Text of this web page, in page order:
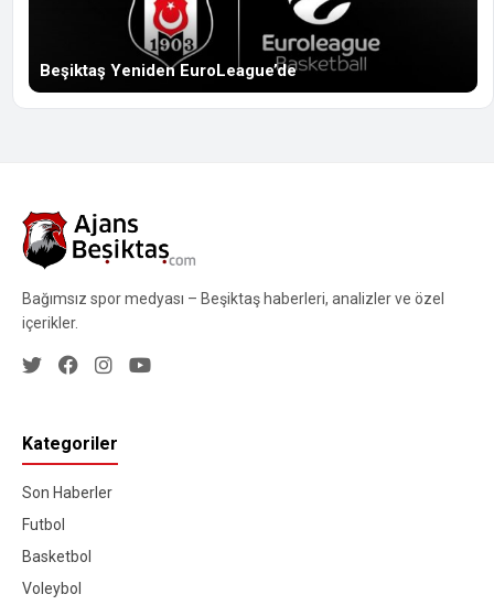
Beşiktaş Yeniden EuroLeague’de
Bağımsız spor medyası – Beşiktaş haberleri, analizler ve özel
içerikler.
Kategoriler
Son Haberler
Futbol
Basketbol
Voleybol